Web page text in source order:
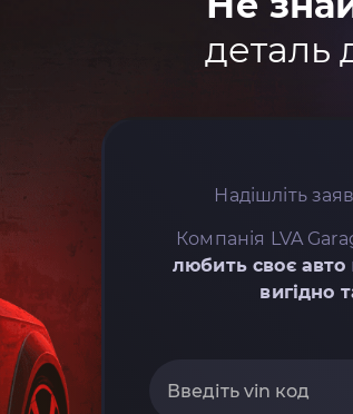
деталь
Надішліть
Компанія LVA
любить своє авто
вигідно